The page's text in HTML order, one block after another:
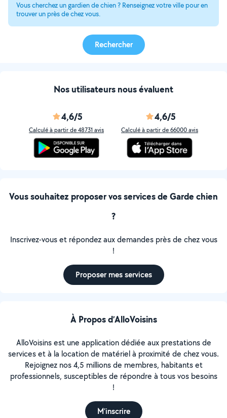
Vous cherchez un gardien de chien ? Renseignez votre ville pour en
trouver un près de chez vous.
Rechercher
Nos utilisateurs nous évaluent
4,6/5
Calculé à partir de 48731 avis
4,6/5
Calculé à partir de 66000 avis
Vous souhaitez proposer vos services de Garde chien
?
Inscrivez-vous et répondez aux demandes près de chez vous
!
Proposer mes services
À Propos d’AlloVoisins
AlloVoisins est une application dédiée aux prestations de
services et à la location de matériel à proximité de chez vous.
Rejoignez nos 4,5 millions de membres, habitants et
professionnels, susceptibles de répondre à tous vos besoins
!
M’inscrire